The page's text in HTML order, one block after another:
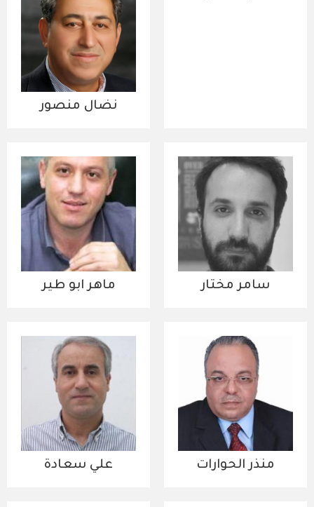
نضال منصور
سامر مختار ماهر ابو طير
منذر الحوارات علي سعادة